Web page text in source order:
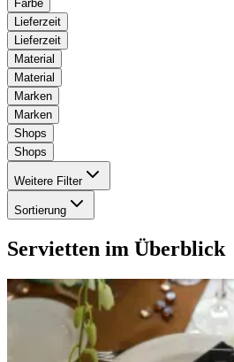
Farbe
Lieferzeit
Lieferzeit
Material
Material
Marken
Marken
Shops
Shops
Weitere Filter
Sortierung
Servietten im Überblick